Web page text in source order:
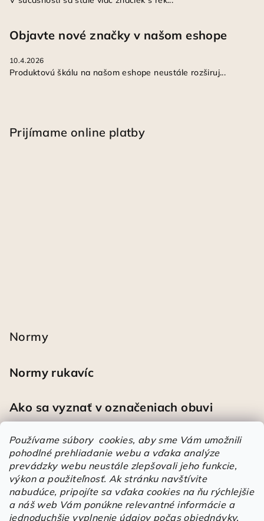
Používame súbory cookies, aby sme Vám umožnili
pohodlné prehliadanie webu a vďaka analýze
prevádzky webu neustále zlepšovali jeho funkcie,
výkon a použiteľnosť. Ak stránku navštívite
nabudúce, pripojíte sa vďaka cookies na ňu rýchlejšie
a náš web Vám ponúkne relevantné informácie a
jednoduchšie vyplnenie údajov počas objednávky.
Objavte nové značky v našom eshope
10.4.2026
Produktovú škálu na našom eshope neustále rozširuj...
Prijímame online platby
Normy
Normy rukavíc
Ako sa vyznať v označeniach obuvi
Heureka
Športové pracovné poltopánky PRESTIGE CLASSIC biele
Hodnotenie produktu je 5 z 5 hviezdičiek.
| Mária